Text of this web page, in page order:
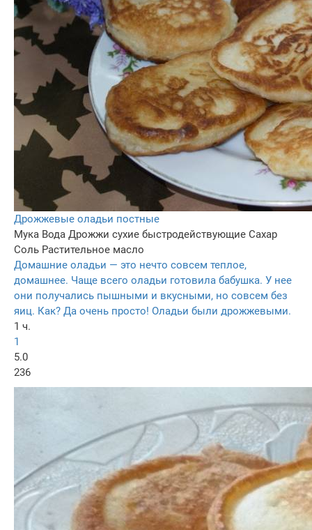
Дрожжевые оладьи постные
Мука Вода Дрожжи сухие быстродействующие Сахар
Соль Растительное масло
Домашние оладьи — это нечто совсем теплое,
домашнее. Чаще всего оладьи готовила бабушка. У нее
они получались пышными и вкусными, но совсем без
яиц. Как? Да очень просто! Оладьи были дрожжевыми.
1 ч.
1
5.0
236